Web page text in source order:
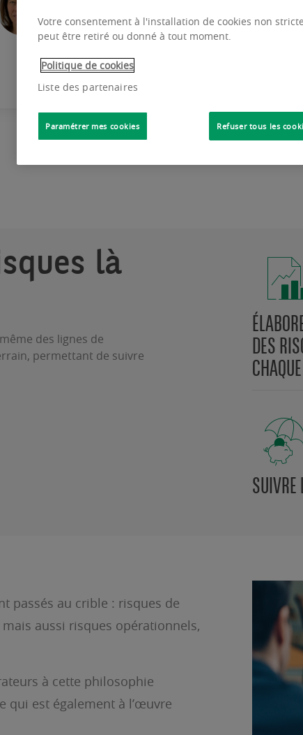
Chief Risk Officer Groupe
là
des lignes de
permettant de suivre
DES
SUIVRE
passés au crible : risques de
aussi risques opérationnels,
à cette philosophie
qui est également à l’œuvre
Votre consentement à l'installation de cookies non
peut être retiré ou donné à tout moment.
Politique de cookies
Liste des partenaires
Paramétrer mes cookies Refuser tous les